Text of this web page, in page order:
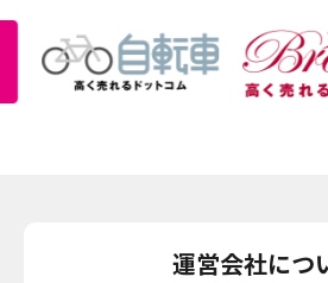
運営会社につ